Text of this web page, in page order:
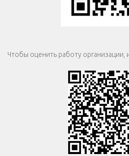
Чтобы оценить работу организации,